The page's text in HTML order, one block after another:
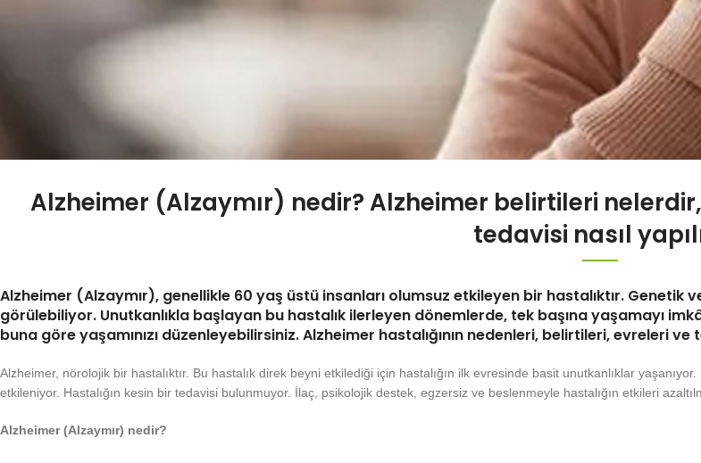
Alzheimer (Alzaymır) nedir? Alzheimer belirtileri
tedavisi nasıl
Alzheimer (Alzaymır), genellikle 60 yaş üstü insanları olumsuz etkileyen bir hastalıktır.
görülebiliyor. Unutkanlıkla başlayan bu hastalık ilerleyen dönemlerde, tek başına yaşamayı
buna göre yaşamınızı düzenleyebilirsiniz. Alzheimer hastalığının nedenleri, belirtileri, evreleri
Alzheimer, nörolojik bir hastalıktır. Bu hastalık direk beyni etkilediği için hastalığın ilk evresinde basit unutkanlıklar
etkileniyor. Hastalığın kesin bir tedavisi bulunmuyor. İlaç, psikolojik destek, egzersiz ve beslenmeyle hastalığın etkileri
Alzheimer (Alzaymır) nedir?